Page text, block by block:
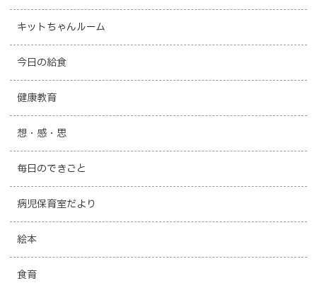
キットちゃんルーム
今日の給食
健康教育
想・感・思
毎日のできごと
病児保育室だより
絵本
食育